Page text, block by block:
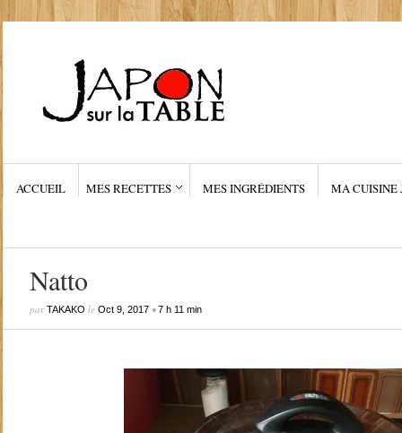
ACCUEIL MES RECETTES MES INGRÉDIENTS MA CUISINE
Natto
parTAKAKO le Oct 9, 2017•7 h 11 min